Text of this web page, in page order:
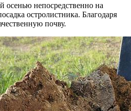
осенью непосредственно на
остролистника. Благодаря
почву.